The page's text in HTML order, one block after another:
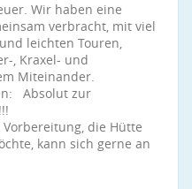
Wir haben eine
verbracht, mit viel
leichten Touren,
, Kraxel- und
Miteinander.
Absolut zur
die Hütte
kann sich gerne an